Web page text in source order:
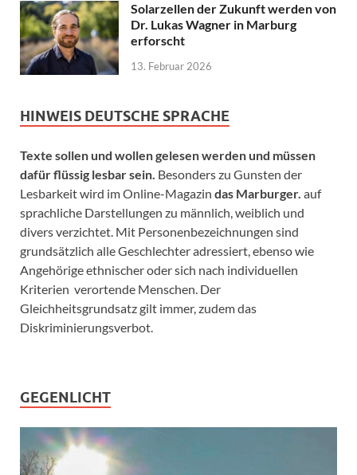
Solarzellen der Zukunft werden von
Dr. Lukas Wagner in Marburg
erforscht
13. Februar 2026
HINWEIS DEUTSCHE SPRACHE
Texte sollen und wollen gelesen werden und müssen
dafür flüssig lesbar sein. Besonders zu Gunsten der
Lesbarkeit wird im Online-Magazin das Marburger. auf
sprachliche Darstellungen zu männlich, weiblich und
divers verzichtet. Mit Personenbezeichnungen sind
grundsätzlich alle Geschlechter adressiert, ebenso wie
Angehörige ethnischer oder sich nach individuellen
Kriterien verortende Menschen. Der
Gleichheitsgrundsatz gilt immer, zudem das
Diskriminierungsverbot.
GEGENLICHT